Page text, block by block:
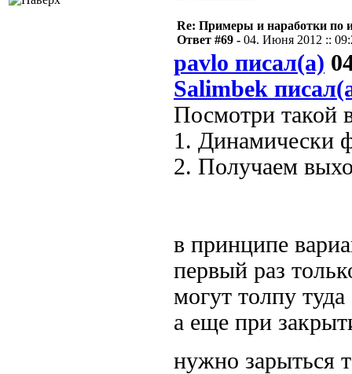
Re: Примеры и наработки по
Ответ #69 - 04. Июня 2012 ::
pavlo писал(а)
Salimbek
Посмотри такой
1. Динамически
2. Получаем
в принципе
первый раз
могут толпу
а еще при
нужно зарыться